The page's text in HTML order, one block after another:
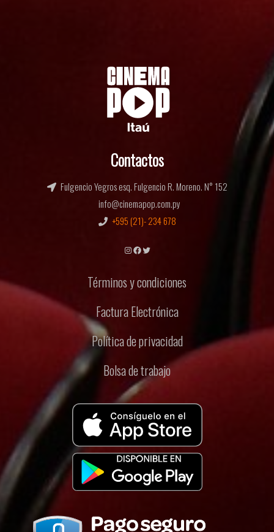
Contactos
Fulgencio Yegros esq. Fulgencio R. Moreno. N° 152
info@cinemapop.com.py
+595 (21)- 234 678
Instagram
Facebook
Twitter
Términos y condiciones
Factura Electrónica
Política de privacidad
Bolsa de trabajo